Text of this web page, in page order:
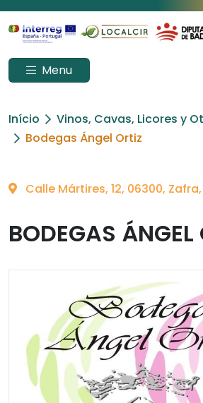
Menu
Início
Vinos, Cavas, Licores y
Bodegas Ángel Ortiz
Calle Mártires, 12, 06300,
BODEGAS ÁNGEL